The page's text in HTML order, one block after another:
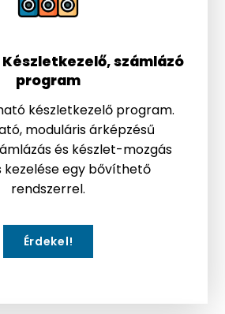
számlázó
program
készletkezelő program.
moduláris árképzésű
és készlet-mozgás
kezelése egy bővíthető
rendszerrel.
Érdekel!